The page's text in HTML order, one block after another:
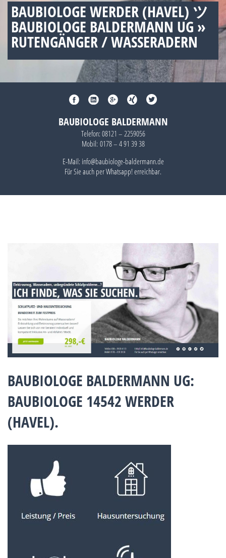
BAUBIOLOGE WERDER (HAVEL) ツ
BAUBIOLOGE BALDERMANN UG »
RUTENGÄNGER / WASSERADERN
BAUBIOLOGE BALDERMANN
Telefon: 08121 – 2259056
Mobil: 0178 – 4 91 39 38
E-Mail: info@baubiologe-baldermann.de
Für Sie auch perWhatsapp!erreichbar.
BAUBIOLOGE BALDERMANN UG:
BAUBIOLOGE 14542 WERDER
(HAVEL).